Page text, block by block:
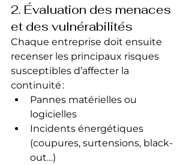
2. Évaluation des menaces
et des vulnérabilités
Chaque entreprise doit ensuite
recenser les principaux risques
susceptibles d’affecter la
continuité :
Pannes matérielles ou
logicielles
Incidents énergétiques
(coupures, surtensions, black-
out…)